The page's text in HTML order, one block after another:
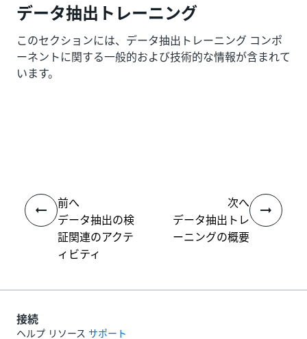
データ抽出トレーニング
このセクションには、データ抽出トレーニング コンポ
ーネントに関する一般的および技術的な情報が含まれて
います。
前へ
データ抽出の検
証関連のアクテ
ィビティ
次へ
データ抽出トレ
ーニングの概要
接続
ヘルプ リソース サポート